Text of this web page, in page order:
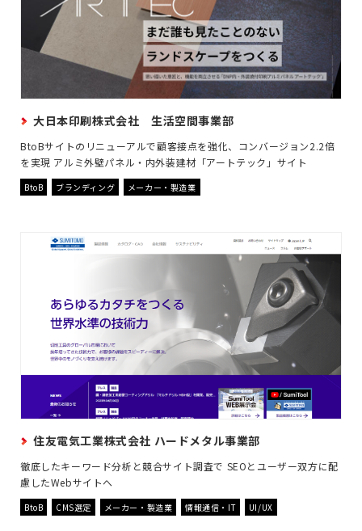
大日本印刷株式会社 生活空間事業部
BtoBサイトのリニューアルで顧客接点を強化、コンバージョン2.2倍
を実現 アルミ外壁パネル・内外装建材「アートテック」サイト
BtoB ブランディング メーカー・製造業
住友電気工業株式会社 ハードメタル事業部
徹底したキーワード分析と競合サイト調査で SEOとユーザー双方に配
慮したWebサイトへ
BtoB CMS選定 メーカー・製造業 情報通信・IT UI/UX